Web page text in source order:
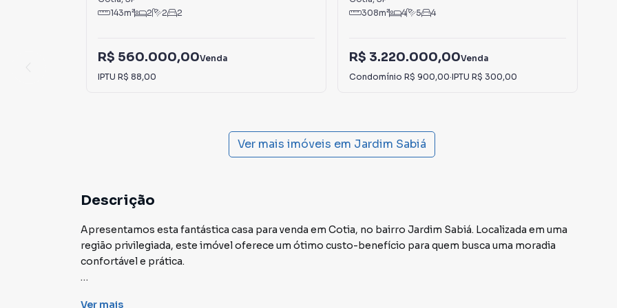
143m² 2 2 2
R$ 560.000,00Venda
IPTU R$ 88,00
308m² 4 5 4
R$ 3.220.000,00Venda
Condomínio R$ 900,00·IPTU R$ 300,00
Ver mais imóveis em Jardim Sabiá
Descrição
Apresentamos esta fantástica casa para venda em Cotia, no bairro Jardim Sabiá. Localizada em uma
região privilegiada, este imóvel oferece um ótimo custo-benefício para quem busca uma moradia
confortável e prática.
Ver mais